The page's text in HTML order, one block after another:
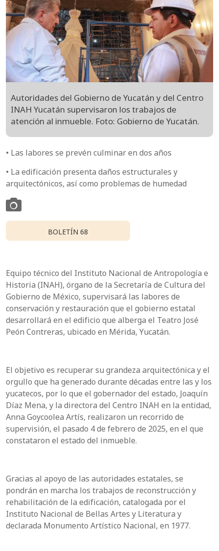
Autoridades del Gobierno de Yucatán y del Centro
INAH Yucatán supervisaron los trabajos de
atención al inmueble. Foto: Gobierno de Yucatán.
• Las labores se prevén culminar en dos años
• La edificación presenta daños estructurales y
arquitectónicos, así como problemas de humedad
BOLETÍN 68
Equipo técnico del Instituto Nacional de Antropología e
Historia (INAH), órgano de la Secretaría de Cultura del
Gobierno de México, supervisará las labores de
conservación y restauración que el gobierno estatal
desarrollará en el edificio que alberga el Teatro José
Peón Contreras, ubicado en Mérida, Yucatán.
El objetivo es recuperar su grandeza arquitectónica y el
orgullo que ha generado durante décadas entre las y los
yucatecos, por lo que el gobernador del estado, Joaquín
Díaz Mena, y la directora del Centro INAH en la entidad,
Anna Goycoolea Artís, realizaron un recorrido de
supervisión, el pasado 4 de febrero de 2025, en el que
constataron el estado del inmueble.
Gracias al apoyo de las autoridades estatales, se
pondrán en marcha los trabajos de reconstrucción y
rehabilitación de la edificación, catalogada por el
Instituto Nacional de Bellas Artes y Literatura y
declarada Monumento Artístico Nacional, en 1977.